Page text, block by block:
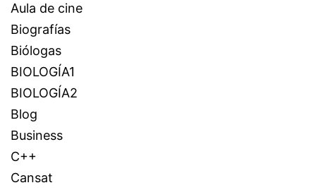
Aula de cine
Biografías
Biólogas
BIOLOGÍA1
BIOLOGÍA2
Blog
Business
C++
Cansat